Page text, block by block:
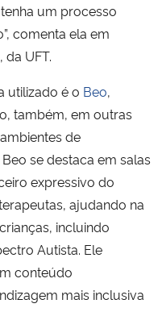
um processo
comenta ela em
, da UFT.
utilizado é o Beo,
também, em outras
de
Beo se destaca em salas
expressivo do
ajudando na
incluindo
Autista. Ele
conteúdo
mais inclusiva